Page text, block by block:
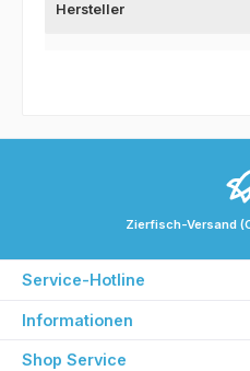
Hersteller
Zierfisch-Versand
Service-Hotline
Informationen
Shop Service